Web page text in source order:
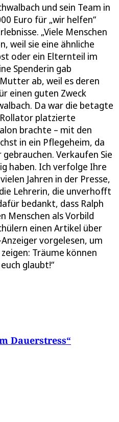
und sein Team in
Euro für „wir helfen“
„Viele Menschen
weil sie eine ähnliche
oder ein Elternteil im
Spenderin gab
ab, weil es deren
einen guten Zweck
Da war die betagte
platzierte
brachte – mit den
in ein Pflegeheim, da
Verkaufen Sie
haben. Ich verfolge Ihre
Jahren in der Presse,
Lehrerin, die unverhofft
bedankt, dass Ralph
Menschen als Vorbild
einen Artikel über
vorgelesen, um
Träume können
glaubt!“
Dauerstress“